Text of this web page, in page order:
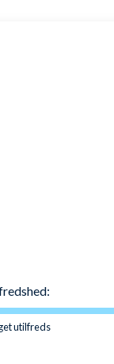
Maskinvaskes
utilfreds